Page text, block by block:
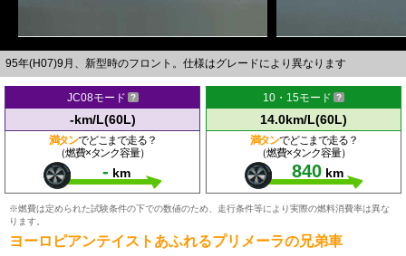
95年(H07)9月、新型時のフロント。仕様はグレードにより異なります
JC08モード
-km/L(60L)
満タンでどこまで走る？
（燃費×タンク容量）
- km
10・15モード
14.0km/L(60L)
満タンでどこまで走る？
（燃費×タンク容量）
840 km
※燃費は定められた試験条件の下での数値のため、走行条件等により実際の燃料消費率は異な
ります。
ヨーロピアンテイストあふれるプリメーラの兄弟車